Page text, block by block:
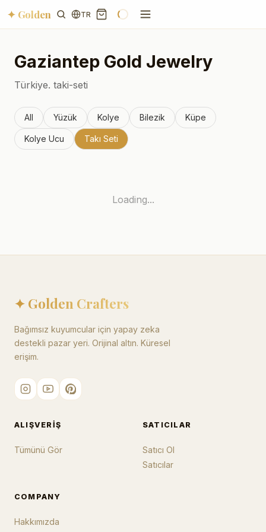
✦ Golden TR
Gaziantep Gold Jewelry
Türkiye. taki-seti
All Yüzük Kolye Bilezik Küpe
Kolye Ucu Takı Seti
Loading...
✦ Golden Crafters
Bağımsız kuyumcular için yapay zeka
destekli pazar yeri. Orijinal altın. Küresel
erişim.
ALIŞVERIŞ
Tümünü Gör
SATICILAR
Satıcı Ol
Satıcılar
COMPANY
Hakkımızda